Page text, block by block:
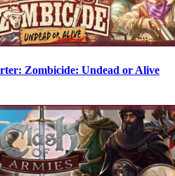
Zombicide: Undead or Alive